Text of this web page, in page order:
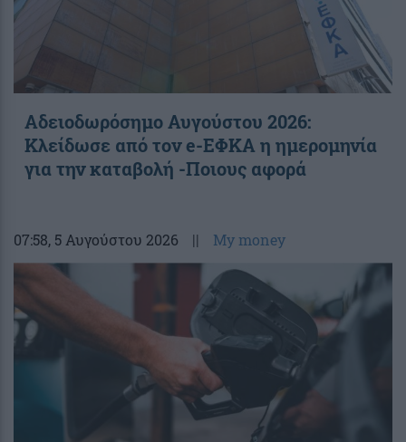
Αδειοδωρόσημο Αυγούστου 2026:
Κλείδωσε από τον e-ΕΦΚΑ η ημερομηνία
για την καταβολή -Ποιους αφορά
07:58, 5 Αυγούστου 2026 || My money